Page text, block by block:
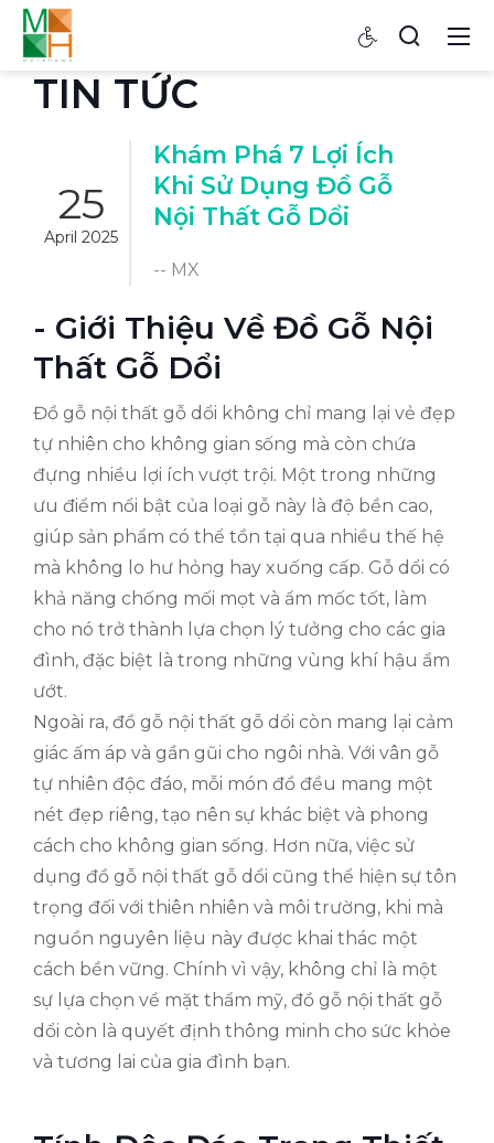
TIN TỨC
25
April 2025
Khám Phá 7 Lợi Ích
Khi Sử Dụng Đồ Gỗ
Nội Thất Gỗ Dổi
-- MX
- Giới Thiệu Về Đồ Gỗ Nội
Thất Gỗ Dổi
Đồ gỗ nội thất gỗ dổi không chỉ mang lại vẻ đẹp
tự nhiên cho không gian sống mà còn chứa
đựng nhiều lợi ích vượt trội. Một trong những
ưu điểm nổi bật của loại gỗ này là độ bền cao,
giúp sản phẩm có thể tồn tại qua nhiều thế hệ
mà không lo hư hỏng hay xuống cấp. Gỗ dổi có
khả năng chống mối mọt và ẩm mốc tốt, làm
cho nó trở thành lựa chọn lý tưởng cho các gia
đình, đặc biệt là trong những vùng khí hậu ẩm
ướt.
Ngoài ra, đồ gỗ nội thất gỗ dổi còn mang lại cảm
giác ấm áp và gần gũi cho ngôi nhà. Với vân gỗ
tự nhiên độc đáo, mỗi món đồ đều mang một
nét đẹp riêng, tạo nên sự khác biệt và phong
cách cho không gian sống. Hơn nữa, việc sử
dụng đồ gỗ nội thất gỗ dổi cũng thể hiện sự tôn
trọng đối với thiên nhiên và môi trường, khi mà
nguồn nguyên liệu này được khai thác một
cách bền vững. Chính vì vậy, không chỉ là một
sự lựa chọn về mặt thẩm mỹ, đồ gỗ nội thất gỗ
dổi còn là quyết định thông minh cho sức khỏe
và tương lai của gia đình bạn.